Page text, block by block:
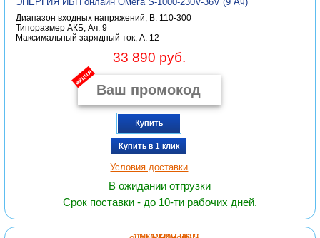
Диапазон входных напряжений, В: 110-300
Типоразмер АКБ, Ач: 9
Максимальный зарядный ток, А: 12
33 890 руб.
акция
Купить
Купить в 1 клик
Условия доставки
В ожидании отгрузки
Срок поставки - до 10-ти рабочих дней.